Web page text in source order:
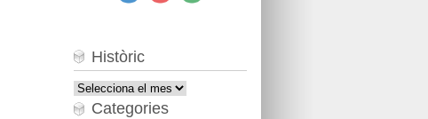
Històric
Històric
Categories